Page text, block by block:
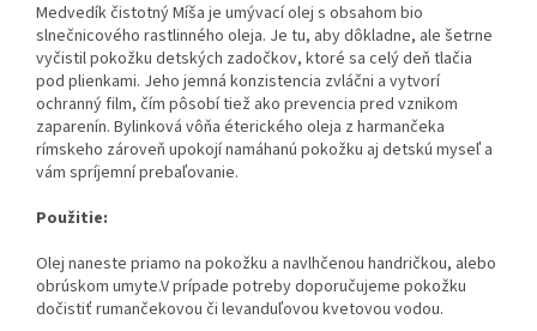
Medvedík čistotný Míša je umývací olej s obsahom bio
slnečnicového rastlinného oleja. Je tu, aby dôkladne, ale šetrne
vyčistil pokožku detských zadočkov, ktoré sa celý deň tlačia
pod plienkami. Jeho jemná konzistencia zvláčni a vytvorí
ochranný film, čím pôsobí tiež ako prevencia pred vznikom
zaparenín. Bylinková vôňa éterického oleja z harmančeka
rímskeho zároveň upokojí namáhanú pokožku aj detskú myseľ a
vám spríjemní prebaľovanie.
Použitie:
Olej naneste priamo na pokožku a navlhčenou handričkou, alebo
obrúskom umyte.V prípade potreby doporučujeme pokožku
dočistiť rumančekovou či levanduľovou kvetovou vodou.